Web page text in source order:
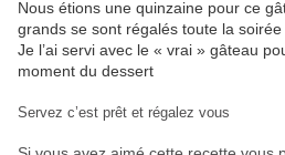
Nous étions une quinzaine pour ce
grands se sont régalés toute la soirée
Je l’ai servi avec le « vrai » gâteau
moment du dessert
Servez c’est prêt et régalez vous